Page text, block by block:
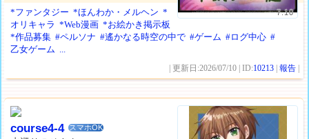
7.10
*ファンタジー *ほんわか・メルヘン *
オリキャラ *Web漫画 *お絵かき掲示板
*作品募集 #ペルソナ #遙かなる時空の中で #ゲーム #ログ中心 #
乙女ゲーム ...
| 更新日:2026/07/10 | ID:10213 |報告
course4-4 スマホOK